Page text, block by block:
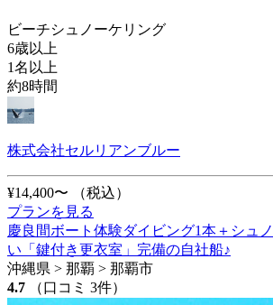
ビーチシュノーケリング
6歳以上
1名以上
約8時間
株式会社セルリアンブルー
¥14,400〜
（税込）
プランを見る
慶良間ボート体験ダイビング1本＋シュ
い「鍵付き更衣室」完備の自社船♪
沖縄県 > 那覇 > 那覇市
4.7
（口コミ 3件）